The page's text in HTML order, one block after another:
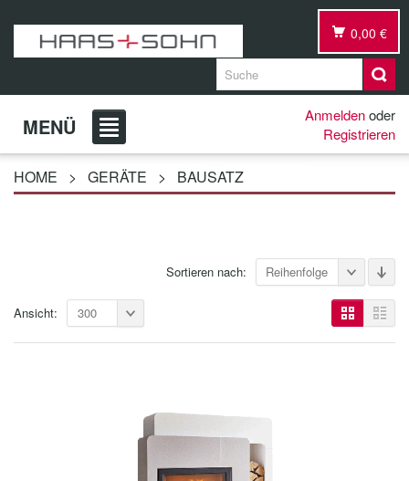
0,00 €
MENÜ Anmeldenoder
Registrieren
HOME > GERÄTE > BAUSATZ
Sortieren nach: Reihenfolge
Ansicht: 300